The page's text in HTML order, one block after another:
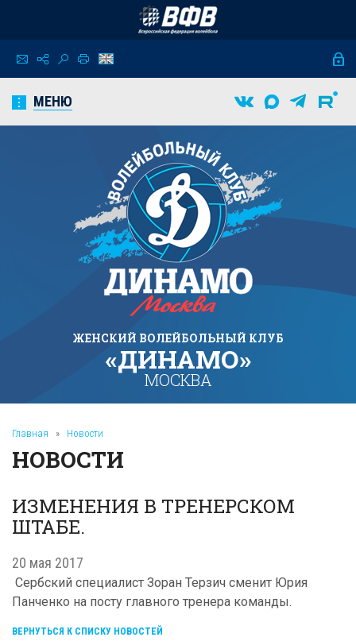
МЕНЮ
ЖЕНСКИЙ ВОЛЕЙБОЛЬНЫЙ КЛУБ
«ДИНАМО»
МОСКВА
Главная » Новости
НОВОСТИ
ИЗМЕНЕНИЯ В ТРЕНЕРСКОМ
ШТАБЕ.
20 мая 2017
Сербский специалист Зоран Терзич сменит Юрия
Панченко на посту главного тренера команды.
ВЕРНУТЬСЯ К СПИСКУ НОВОСТЕЙ